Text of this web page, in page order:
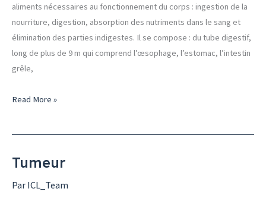
aliments nécessaires au fonctionnement du corps : ingestion de la
nourriture, digestion, absorption des nutriments dans le sang et
élimination des parties indigestes. Il se compose : du tube digestif,
long de plus de 9 m qui comprend l’œsophage, l’estomac, l’intestin
grêle,
Read More »
Tumeur
Par ICL_Team
Tumeur